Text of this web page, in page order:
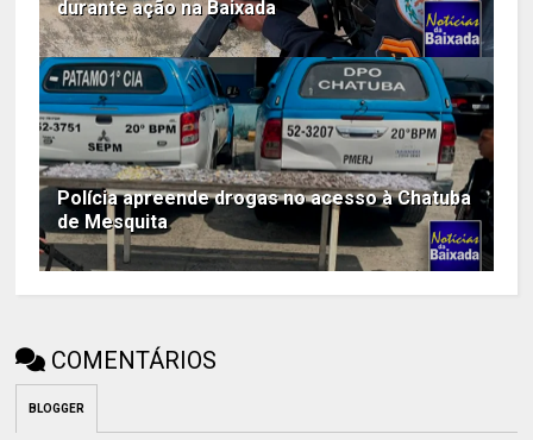
durante ação na Baixada
Polícia apreende drogas no acesso à Chatuba
de Mesquita
COMENTÁRIOS
BLOGGER